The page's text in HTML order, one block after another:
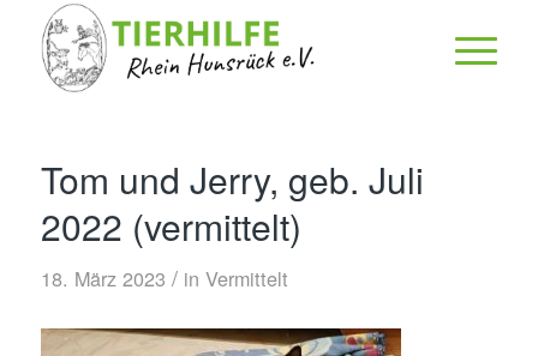
Tom und Jerry, geb. Juli
2022 (vermittelt)
18. März 2023 / in Vermittelt